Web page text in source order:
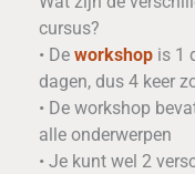
cursus?
• De workshop is 1
dagen, dus 4 keer
• De workshop
alle onderwerpen
• Je kunt wel 2